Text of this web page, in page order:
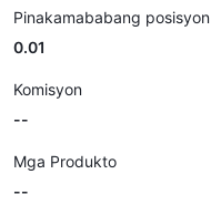
Pinakamababang posisyon
0.01
Komisyon
--
Mga Produkto
--